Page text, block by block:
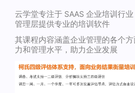
云学堂专注于 SAAS 企业培训行
管理层提供专业的培训软件
其课程内容涵盖企业管理的各个
力和管理水平，助力企业发展